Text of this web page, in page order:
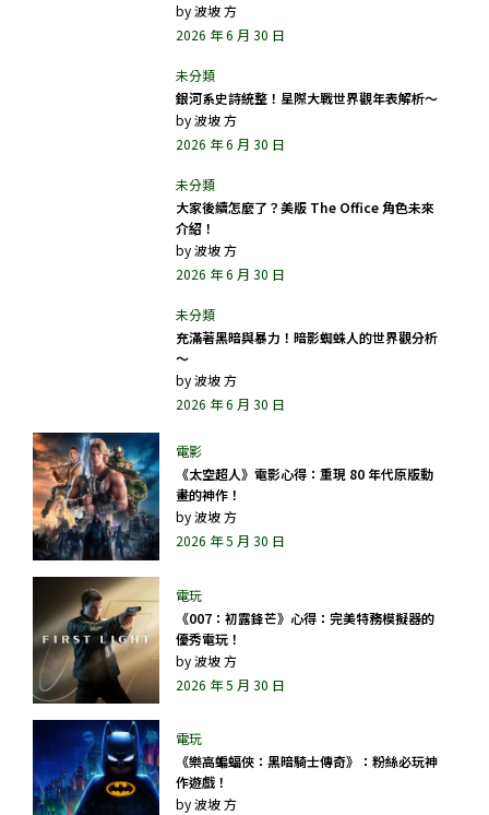
by波坡 方
2026 年 6 月 30 日
銀河系史詩統整！星際大戰世界觀年表解析～
by波坡 方
2026 年 6 月 30 日
大家後續怎麼了？美版 The Office 角色未來
介紹！
by波坡 方
2026 年 6 月 30 日
充滿著黑暗與暴力！暗影蜘蛛人的世界觀分析
～
by波坡 方
2026 年 6 月 30 日
《太空超人》電影心得：重現 80 年代原版動
畫的神作！
by波坡 方
2026 年 5 月 30 日
《007：初露鋒芒》心得：完美特務模擬器的
優秀電玩！
by波坡 方
2026 年 5 月 30 日
《樂高蝙蝠俠：黑暗騎士傳奇》：粉絲必玩神
作遊戲！
by波坡 方